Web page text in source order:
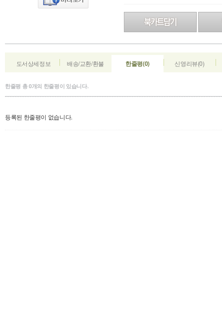
도서상세정보 배송/교환/환불 한줄평(0) 신영리뷰(0)
한줄평 총0개의 한줄평이 있습니다.
등록된 한줄평이 없습니다.